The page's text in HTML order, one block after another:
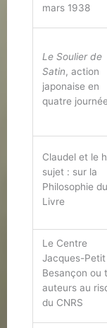
mars 1938
Le Soulier de
Satin, action
japonaise en
quatre
Claudel et le
sujet : sur la
Philosophie du
Livre
Le Centre
Jacques-Petit
Besançon ou
auteurs au
du CNRS